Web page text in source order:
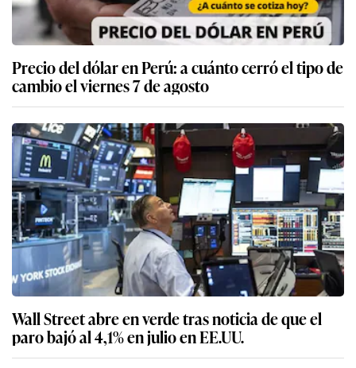
Precio del dólar en Perú: a cuánto cerró el tipo de
cambio el viernes 7 de agosto
Wall Street abre en verde tras noticia de que el
paro bajó al 4,1% en julio en EE.UU.